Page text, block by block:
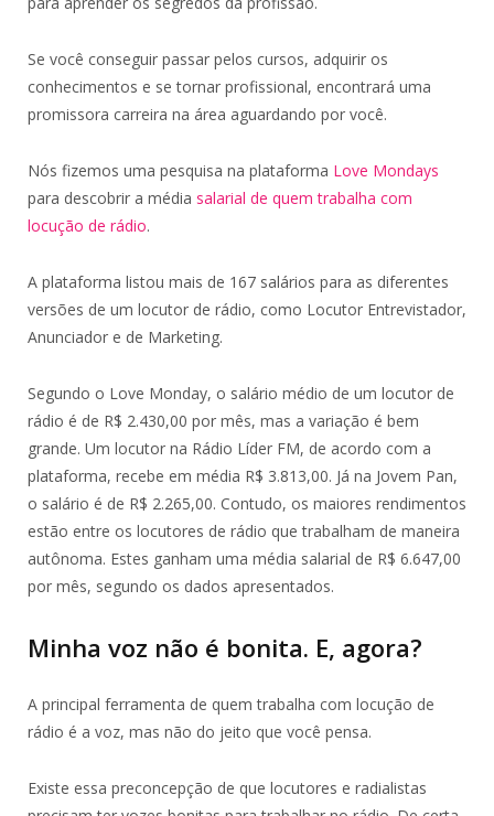
Se você conseguir passar pelos cursos, adquirir os
conhecimentos e se tornar profissional, encontrará uma
promissora carreira na área aguardando por você.
Nós fizemos uma pesquisa na plataforma Love Mondays
para descobrir a média salarial de quem trabalha com
locução de rádio.
A plataforma listou mais de 167 salários para as diferentes
versões de um locutor de rádio, como Locutor Entrevistador,
Anunciador e de Marketing.
Segundo o Love Monday, o salário médio de um locutor de
rádio é de R$ 2.430,00 por mês, mas a variação é bem
grande. Um locutor na Rádio Líder FM, de acordo com a
plataforma, recebe em média R$ 3.813,00. Já na Jovem Pan,
o salário é de R$ 2.265,00. Contudo, os maiores rendimentos
estão entre os locutores de rádio que trabalham de maneira
autônoma. Estes ganham uma média salarial de R$ 6.647,00
por mês, segundo os dados apresentados.
Minha voz não é bonita. E, agora?
A principal ferramenta de quem trabalha com locução de
rádio é a voz, mas não do jeito que você pensa.
Existe essa preconcepção de que locutores e radialistas